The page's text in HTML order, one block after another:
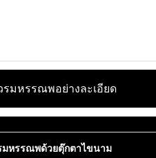
รมหรรณพอย่างละเอียด
มหรรณพด้วยตุ๊กตาไขนาม